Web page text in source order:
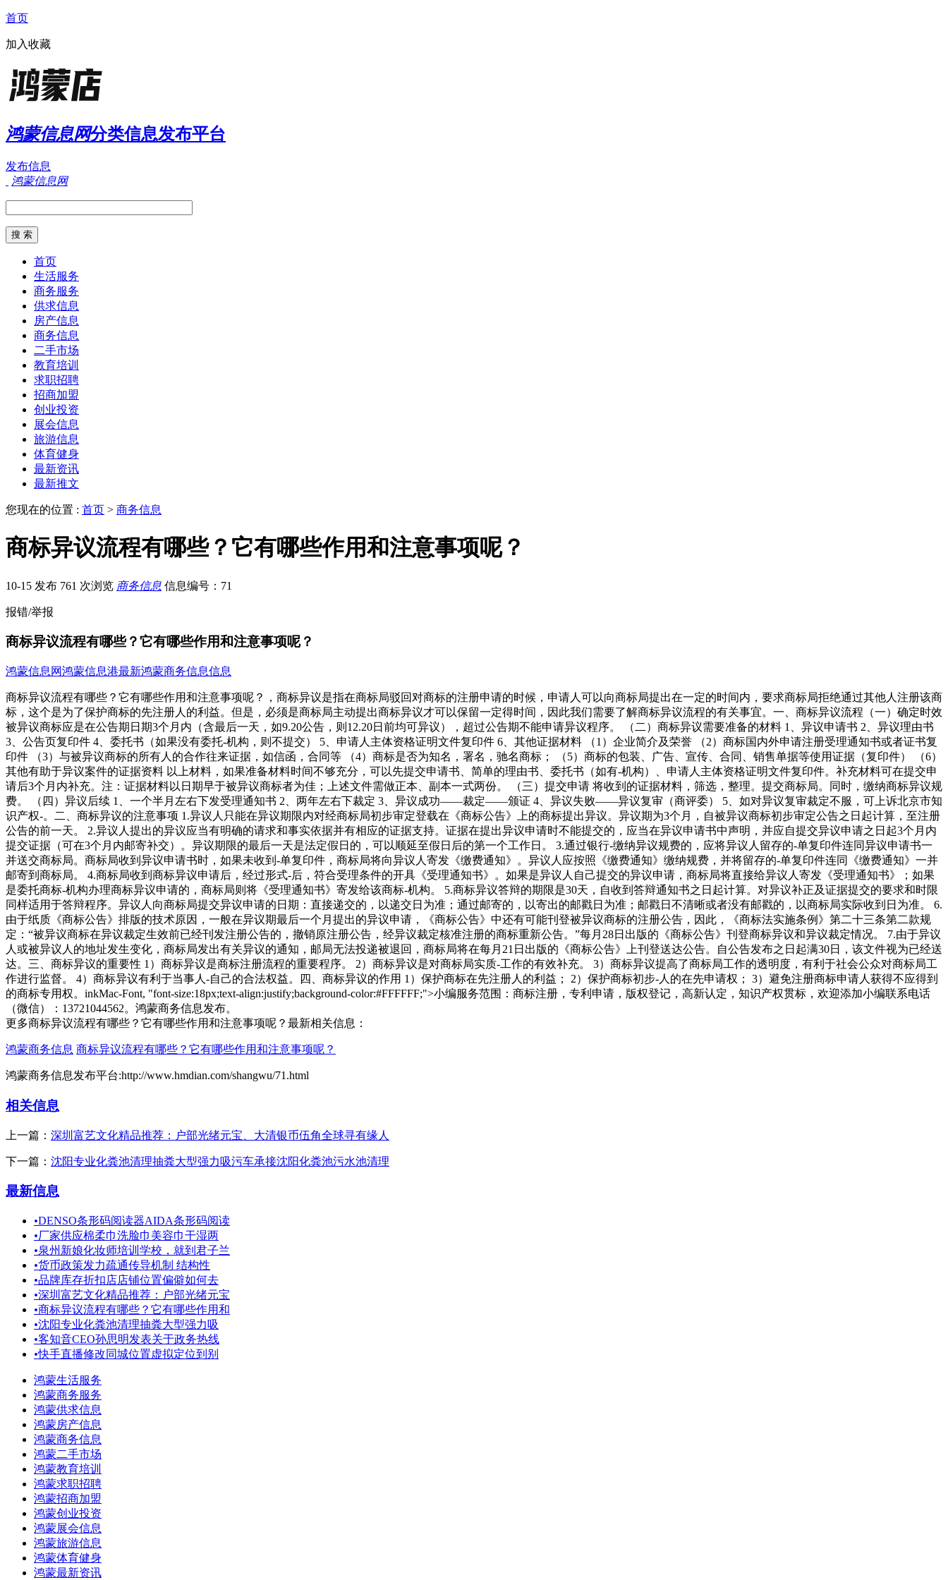
首页
加入收藏
鸿蒙信息网分类信息发布平台
发布信息
鸿蒙信息网
首页
生活服务
商务服务
供求信息
房产信息
商务信息
二手市场
教育培训
求职招聘
招商加盟
创业投资
展会信息
旅游信息
体育健身
最新资讯
最新推文
您现在的位置 : 首页 > 商务信息
商标异议流程有哪些？它有哪些作用和注意事项呢？
10-15 发布 761 次浏览 商务信息 信息编号：71
报错/举报
商标异议流程有哪些？它有哪些作用和注意事项呢？
鸿蒙信息网鸿蒙信息港最新鸿蒙商务信息信息
商标异议流程有哪些？它有哪些作用和注意事项呢？，商标异议是指在商标局驳回对商标的注册申请的时候，申请人可以向商标局提出在一定的时间内，要求商标局拒绝通过其他人注册该商
标，这个是为了保护商标的先注册人的利益。但是，必须是商标局主动提出商标异议才可以保留一定得时间，因此我们需要了解商标异议流程的有关事宜。一、商标异议流程（一）确定时效
被异议商标应是在公告期日期3个月内（含最后一天，如9.20公告，则12.20日前均可异议），超过公告期不能申请异议程序。 （二）商标异议需要准备的材料 1、异议申请书 2、异议理由书
3、公告页复印件 4、委托书（如果没有委托-机构，则不提交） 5、申请人主体资格证明文件复印件 6、其他证据材料 （1）企业简介及荣誉 （2）商标国内外申请注册受理通知书或者证书复
印件 （3）与被异议商标的所有人的合作往来证据，如信函，合同等 （4）商标是否为知名，署名，驰名商标； （5）商标的包装、广告、宣传、合同、销售单据等使用证据（复印件） （6）
其他有助于异议案件的证据资料 以上材料，如果准备材料时间不够充分，可以先提交申请书、简单的理由书、委托书（如有-机构）、申请人主体资格证明文件复印件。补充材料可在提交申
请后3个月内补充。注：证据材料以日期早于被异议商标者为佳；上述文件需做正本、副本一式两份。 （三）提交申请 将收到的证据材料，筛选，整理。提交商标局。同时，缴纳商标异议规
费。 （四）异议后续 1、一个半月左右下发受理通知书 2、两年左右下裁定 3、异议成功——裁定——颁证 4、异议失败——异议复审（商评委） 5、如对异议复审裁定不服，可上诉北京市知
识产权-。二、商标异议的注意事项 1.异议人只能在异议期限内对经商标局初步审定登载在《商标公告》上的商标提出异议。异议期为3个月，自被异议商标初步审定公告之日起计算，至注册
公告的前一天。 2.异议人提出的异议应当有明确的请求和事实依据并有相应的证据支持。证据在提出异议申请时不能提交的，应当在异议申请书中声明，并应自提交异议申请之日起3个月内
提交证据（可在3个月内邮寄补交）。异议期限的最后一天是法定假日的，可以顺延至假日后的第一个工作日。 3.通过银行-缴纳异议规费的，应将异议人留存的-单复印件连同异议申请书一
并送交商标局。商标局收到异议申请书时，如果未收到-单复印件，商标局将向异议人寄发《缴费通知》。异议人应按照《缴费通知》缴纳规费，并将留存的-单复印件连同《缴费通知》一并
邮寄到商标局。 4.商标局收到商标异议申请后，经过形式-后，符合受理条件的开具《受理通知书》。如果是异议人自己提交的异议申请，商标局将直接给异议人寄发《受理通知书》；如果
是委托商标-机构办理商标异议申请的，商标局则将《受理通知书》寄发给该商标-机构。 5.商标异议答辩的期限是30天，自收到答辩通知书之日起计算。对异议补正及证据提交的要求和时限
同样适用于答辩程序。异议人向商标局提交异议申请的日期：直接递交的，以递交日为准；通过邮寄的，以寄出的邮戳日为准；邮戳日不清晰或者没有邮戳的，以商标局实际收到日为准。 6.
由于纸质《商标公告》排版的技术原因，一般在异议期最后一个月提出的异议申请，《商标公告》中还有可能刊登被异议商标的注册公告，因此，《商标法实施条例》第二十三条第二款规
定：“被异议商标在异议裁定生效前已经刊发注册公告的，撤销原注册公告，经异议裁定核准注册的商标重新公告。”每月28日出版的《商标公告》刊登商标异议和异议裁定情况。 7.由于异议
人或被异议人的地址发生变化，商标局发出有关异议的通知，邮局无法投递被退回，商标局将在每月21日出版的《商标公告》上刊登送达公告。自公告发布之日起满30日，该文件视为已经送
达。三、商标异议的重要性 1）商标异议是商标注册流程的重要程序。 2）商标异议是对商标局实质-工作的有效补充。 3）商标异议提高了商标局工作的透明度，有利于社会公众对商标局工
作进行监督。 4）商标异议有利于当事人-自己的合法权益。四、商标异议的作用 1）保护商标在先注册人的利益； 2）保护商标初步-人的在先申请权； 3）避免注册商标申请人获得不应得到
的商标专用权。inkMac-Font, "font-size:18px;text-align:justify;background-color:#FFFFFF;">小编服务范围：商标注册，专利申请，版权登记，高新认定，知识产权贯标，欢迎添加小编联系电话
（微信）：13721044562。鸿蒙商务信息发布。
更多商标异议流程有哪些？它有哪些作用和注意事项呢？最新相关信息：
鸿蒙商务信息 商标异议流程有哪些？它有哪些作用和注意事项呢？
鸿蒙商务信息发布平台:http://www.hmdian.com/shangwu/71.html
相关信息
上一篇： 深圳富艺文化精品推荐：户部光绪元宝、大清银币伍角全球寻有缘人
下一篇： 沈阳专业化粪池清理抽粪大型强力吸污车承接沈阳化粪池污水池清理
最新信息
•DENSO条形码阅读器AIDA条形码阅读
•厂家供应棉柔巾洗脸巾美容巾干湿两
•泉州新娘化妆师培训学校，就到君子兰
•货币政策发力疏通传导机制 结构性
•品牌库存折扣店店铺位置偏僻如何去
•深圳富艺文化精品推荐：户部光绪元宝
•商标异议流程有哪些？它有哪些作用和
•沈阳专业化粪池清理抽粪大型强力吸
•客知音CEO孙思明发表关于政务热线
•快手直播修改同城位置虚拟定位到别
鸿蒙生活服务
鸿蒙商务服务
鸿蒙供求信息
鸿蒙房产信息
鸿蒙商务信息
鸿蒙二手市场
鸿蒙教育培训
鸿蒙求职招聘
鸿蒙招商加盟
鸿蒙创业投资
鸿蒙展会信息
鸿蒙旅游信息
鸿蒙体育健身
鸿蒙最新资讯